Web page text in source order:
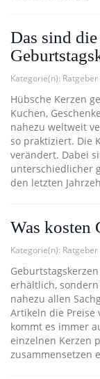
Das sind
Kategorie(n): Ratgeber
Hübsche Kerzen
Kuchen,
nahezu weltweit
so praktiziert. Die
verändert. Dabei
unterschiedlicher
den letzten
Was kosten
Kategorie(n): Ratgeber
erhältlich,
nahezu allen
Artikeln die Preise
kommt es immer
einzelnen Kerzen
zusammensetzen